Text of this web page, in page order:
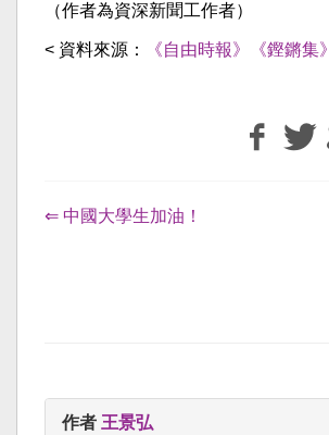
（作者為資深新聞工作者）
< 資料來源： 《自由時報》《鏗鏘集》
⇐ 中國大學生加油！
作者 王景弘